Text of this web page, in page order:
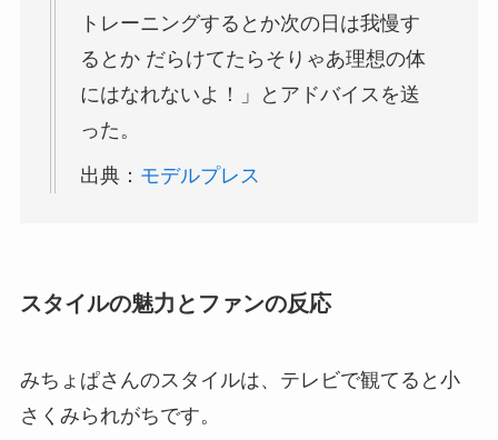
トレーニングするとか次の日は我慢す
るとか だらけてたらそりゃあ理想の体
にはなれないよ！」とアドバイスを送
った。
出典： モデルプレス
スタイルの魅力とファンの反応
みちょぱさんのスタイルは、テレビで観てると小
さくみられがちです。